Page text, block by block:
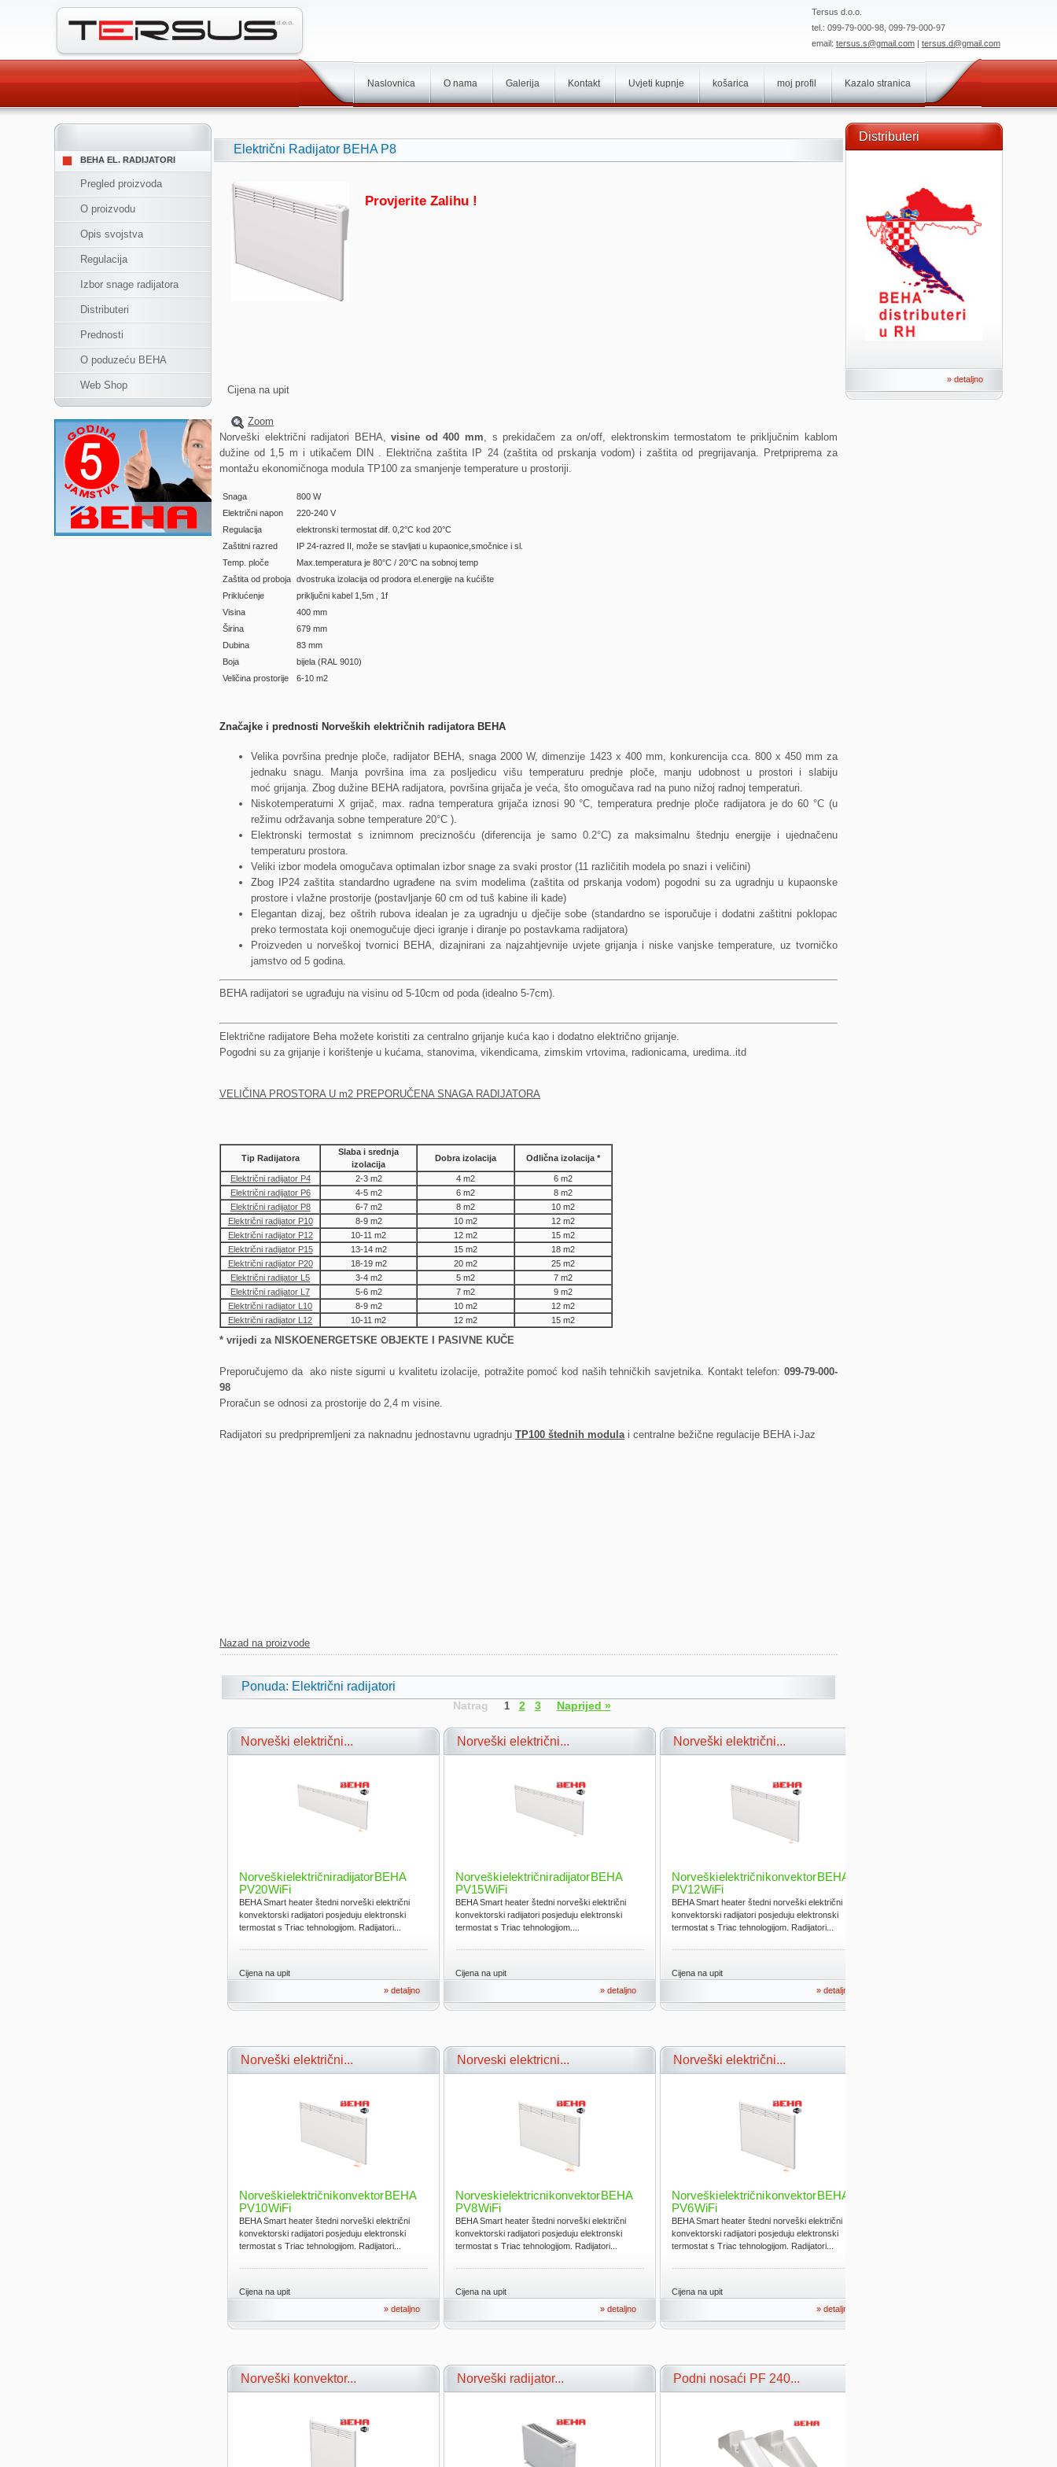
Tersus d.o.o.
tel.: 099-79-000-98, 099-79-000-97
email: tersus.s@gmail.com| tersus.d@gmail.com
Naslovnica O nama Galerija Kontakt Uvjeti kupnje košarica moj profil Kazalo stranica
BEHA EL. RADIJATORI
Pregled proizvoda
O proizvodu
Opis svojstva
Regulacija
Izbor snage radijatora
Distributeri
Prednosti
O poduzeću BEHA
Web Shop
Električni Radijator BEHA P8
Provjerite Zalihu !
Cijena na upit
Zoom
Norveški električni radijatori BEHA,visine od 400 mm, s prekidačem za on/off, elektronskim termostatom te priključnim kablom
dužine od 1,5 m i utikačem DIN . Električna zaštita IP 24 (zaštita od prskanja vodom) i zaštita od pregrijavanja. Pretpriprema za
montažu ekonomičnoga modula TP100 za smanjenje temperature u prostoriji.
Snaga
800 W
Električni napon
220-240 V
Regulacija
elektronski termostat dif. 0,2°C kod 20°C
Zaštitni razred
IP 24-razred II, može se stavljati u kupaonice,smočnice i sl.
Temp. ploče
Max.temperatura je 80°C / 20°C na sobnoj temp
Zaštita od proboja
dvostruka izolacija od prodora el.energije na kućište
Priklućenje
priključni kabel 1,5m , 1f
Visina
400 mm
Širina
679 mm
Dubina
83 mm
Boja
bijela (RAL 9010)
Veličina prostorije
6-10 m2
Značajke i prednosti Norveških električnih radijatora BEHA
Velika površina prednje ploče, radijator BEHA, snaga 2000 W, dimenzije 1423 x 400 mm, konkurencija cca. 800 x 450 mm za
jednaku snagu. Manja površina ima za posljedicu višu temperaturu prednje ploče, manju udobnost u prostori i slabiju
moć grijanja. Zbog dužine BEHA radijatora, površina grijača je veća, što omogučava rad na puno nižoj radnoj temperaturi.
Niskotemperaturni X grijač, max. radna temperatura grijača iznosi 90 °C, temperatura prednje ploče radijatora je do 60 °C (u
režimu održavanja sobne temperature 20°C ).
Elektronski termostat s iznimnom preciznošću (diferencija je samo 0.2°C) za maksimalnu štednju energije i ujednačenu
temperaturu prostora.
Veliki izbor modela omogučava optimalan izbor snage za svaki prostor (11 različitih modela po snazi i veličini)
Zbog IP24 zaštita standardno ugrađene na svim modelima (zaštita od prskanja vodom) pogodni su za ugradnju u kupaonske
prostore i vlažne prostorije (postavljanje 60 cm od tuš kabine ili kade)
Elegantan dizaj, bez oštrih rubova idealan je za ugradnju u dječije sobe (standardno se isporučuje i dodatni zaštitni poklopac
preko termostata koji onemogučuje djeci igranje i diranje po postavkama radijatora)
Proizveden u norveškoj tvornici BEHA, dizajnirani za najzahtjevnije uvjete grijanja i niske vanjske temperature, uz tvorničko
jamstvo od 5 godina.
BEHA radijatori se ugrađuju na visinu od 5-10cm od poda (idealno 5-7cm).
Električne radijatore Beha možete koristiti za centralno grijanje kuća kao i dodatno električno grijanje.
Pogodni su za grijanje i korištenje u kućama, stanovima, vikendicama, zimskim vrtovima, radionicama, uredima..itd
VELIČINA PROSTORA U m2 PREPORUČENA SNAGA RADIJATORA
Tip Radijatora
Slaba i srednja
izolacija
Dobra izolacija Odlična izolacija *
Električni radijator P4 2-3 m2 4 m2
6 m2
Električni radijator P6
4-5 m2 6 m2
8 m2
Električni radijator P8
6-7 m2 8 m2
10 m2
Električni radijator P10
8-9 m2 10 m2
12 m2
Električni radijator P12
10-11 m2 12 m2
15 m2
Električni radijator P15
13-14 m2 15 m2
18 m2
Električni radijator P20
18-19 m2 20 m2
25 m2
Električni radijator L5
3-4 m2 5 m2
7 m2
Električni radijator L7
5-6 m2 7 m2
9 m2
Električni radijator L10
8-9 m2 10 m2
12 m2
Električni radijator L12
10-11 m2 12 m2 15 m2
* vrijedi za NISKOENERGETSKE OBJEKTE I PASIVNE KUČE
Preporučujemo da ako niste sigurni u kvalitetu izolacije, potražite pomoć kod naših tehničkih savjetnika. Kontakt telefon: 099-79-000-
98
Proračun se odnosi za prostorije do 2,4 m visine.
Radijatori su predpripremljeni za naknadnu jednostavnu ugradnju TP100 štednih modula i centralne bežične regulacije BEHA i-Jaz
Nazad na proizvode
Ponuda: Električni radijatori
Natrag 1 2 3 Naprijed »
Norveški električni...
Norveški električni radijator BEHA
PV20 WiFi
BEHA Smart heater štedni norveški električni
konvektorski radijatori posjeduju elektronski
termostat s Triac tehnologijom. Radijatori...
Cijena na upit
» detaljno
Norveški električni...
Norveški električni radijator BEHA
PV15 WiFi
BEHA Smart heater štedni norveški električni
konvektorski radijatori posjeduju elektronski
termostat s Triac tehnologijom....
Cijena na upit
» detaljno
Norveški električni...
Norveški električni konvektor BEHA
PV12 WiFi
BEHA Smart heater štedni norveški električni
konvektorski radijatori posjeduju elektronski
termostat s Triac tehnologijom. Radijatori...
Cijena na upit
» detaljno
Norveški električni...
Norveški električni konvektor BEHA
PV10 WiFi
BEHA Smart heater štedni norveški električni
konvektorski radijatori posjeduju elektronski
termostat s Triac tehnologijom. Radijatori...
Cijena na upit
» detaljno
Norveski elektricni...
Norveski elektricni konvektor BEHA
PV8 WiFi
BEHA Smart heater štedni norveški električni
konvektorski radijatori posjeduju elektronski
termostat s Triac tehnologijom. Radijatori...
Cijena na upit
» detaljno
Norveški električni...
Norveški električni konvektor BEHA
PV6 WiFi
BEHA Smart heater štedni norveški električni
konvektorski radijatori posjeduju elektronski
termostat s Triac tehnologijom. Radijatori...
Cijena na upit
» detaljno
Norveški konvektor... Norveški radijator... Podni nosaći PF 240...
Distributeri
» detaljno